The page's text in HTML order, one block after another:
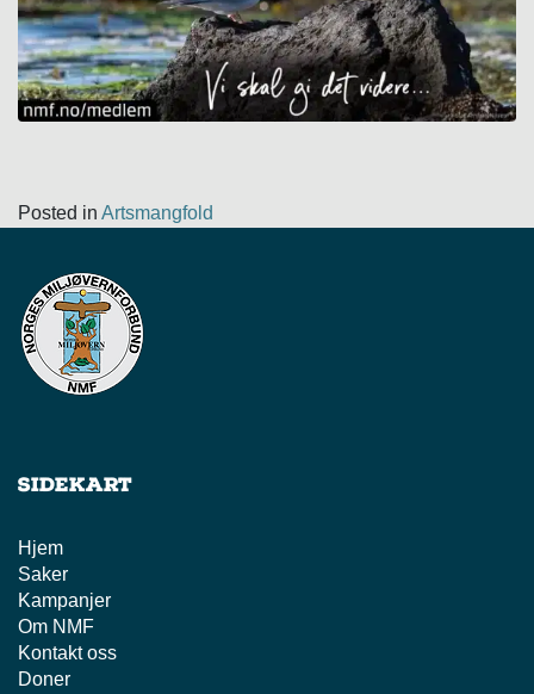
Posted in Artsmangfold
Sidekart
Hjem
Saker
Kampanjer
Om NMF
Kontakt oss
Doner